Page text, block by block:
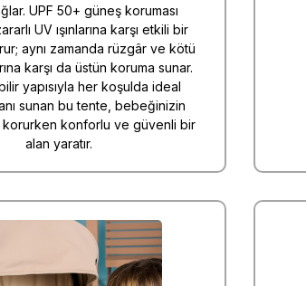
UPF 50+ güneş koruması
UV ışınlarına karşı etkili bir
aynı zamanda rüzgâr ve kötü
karşı da üstün koruma sunar.
yapısıyla her koşulda ideal
sunan bu tente, bebeğinizin
korurken konforlu ve güvenli bir
alan yaratır.